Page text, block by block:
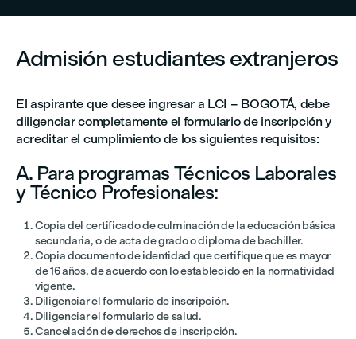
Admisión estudiantes extranjeros
El aspirante que desee ingresar a LCI – BOGOTÁ, debe
diligenciar completamente el formulario de inscripción y
acreditar el cumplimiento de los siguientes requisitos:
A. Para programas Técnicos Laborales
y Técnico Profesionales:
Copia del certificado de culminación de la educación básica
secundaria, o de acta de grado o diploma de bachiller.
Copia documento de identidad que certifique que es mayor
de 16 años, de acuerdo con lo establecido en la normatividad
vigente.
Diligenciar el formulario de inscripción.
Diligenciar el formulario de salud.
Cancelación de derechos de inscripción.